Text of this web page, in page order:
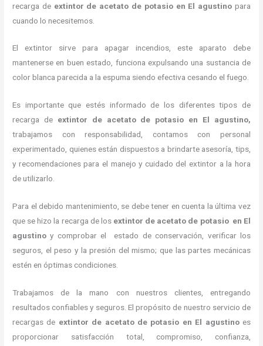
recarga de extintor de acetato de potasio en El agustino para
cuando lo necesitemos.
El extintor sirve para apagar incendios, este aparato debe
mantenerse en buen estado, funciona expulsando una sustancia de
color blanca parecida a la espuma siendo efectiva cesando el fuego.
Es importante que estés informado de los diferentes tipos de
recarga de extintor de acetato de potasio en El agustino,
trabajamos con responsabilidad, contamos con personal
experimentado, quienes están dispuestos a brindarte asesoría, tips,
y recomendaciones para el manejo y cuidado del extintor a la hora
de utilizarlo.
Para el debido mantenimiento, se debe tener en cuenta la última vez
que se hizo la recarga de los extintor de acetato de potasio en El
agustinoy comprobar el estado de conservación, verificar los
seguros, el peso y la presión del mismo; que las partes mecánicas
estén en óptimas condiciones.
Trabajamos de la mano con nuestros clientes, entregando
resultados confiables y seguros. El propósito de nuestro servicio de
recargas de extintor de acetato de potasio en El agustinoes
proporcionar satisfacción total, compromiso, confianza,